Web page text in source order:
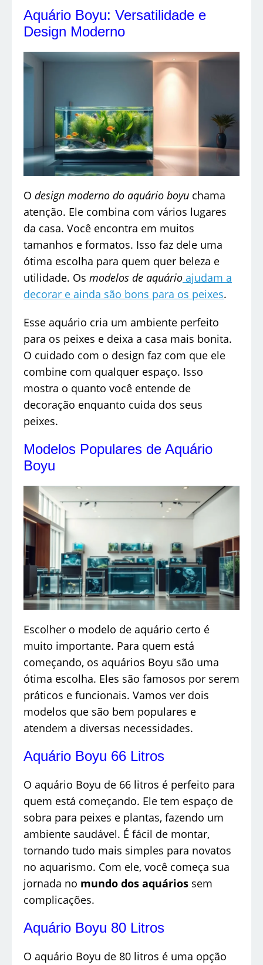
Aquário Boyu: Versatilidade e
Design Moderno
O design moderno do aquário boyu chama
atenção. Ele combina com vários lugares
da casa. Você encontra em muitos
tamanhos e formatos. Isso faz dele uma
ótima escolha para quem quer beleza e
utilidade. Os modelos de aquário ajudam a
decorar e ainda são bons para os peixes.
Esse aquário cria um ambiente perfeito
para os peixes e deixa a casa mais bonita.
O cuidado com o design faz com que ele
combine com qualquer espaço. Isso
mostra o quanto você entende de
decoração enquanto cuida dos seus
peixes.
Modelos Populares de Aquário
Boyu
Escolher o modelo de aquário certo é
muito importante. Para quem está
começando, os aquários Boyu são uma
ótima escolha. Eles são famosos por serem
práticos e funcionais. Vamos ver dois
modelos que são bem populares e
atendem a diversas necessidades.
Aquário Boyu 66 Litros
O aquário Boyu de 66 litros é perfeito para
quem está começando. Ele tem espaço de
sobra para peixes e plantas, fazendo um
ambiente saudável. É fácil de montar,
tornando tudo mais simples para novatos
no aquarismo. Com ele, você começa sua
jornada no mundo dos aquários sem
complicações.
Aquário Boyu 80 Litros
O aquário Boyu de 80 litros é uma opção